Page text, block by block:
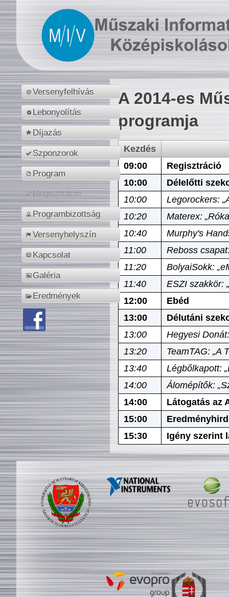
Versenyfelhívás
Lebonyolítás
Díjazás
Szponzorok
Program
Regisztráció
Programbizottság
Versenyhelyszín
Kapcsolat
Galéria
Eredmények
A 2014-es
programja
Kezdés
09:00
Regisztráció
10:00
Délelőtti
10:00
Legorockers:
10:20
Materex:
10:40
Murphy's
11:00
Reboss
11:20
BolyaiSokk:
11:40
ESZI szakkör:
12:00
Ebéd
13:00
Délutáni
13:00
Hegyesi
13:20
TeamTAG: „A
13:40
Légbőlkapott:
14:00
Álomépítők:
14:00
Látogatás az
15:00
15:30
Igény szerint